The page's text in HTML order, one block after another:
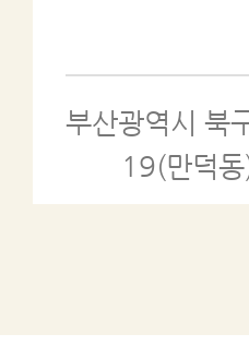
부산광역시 북
19(만덕